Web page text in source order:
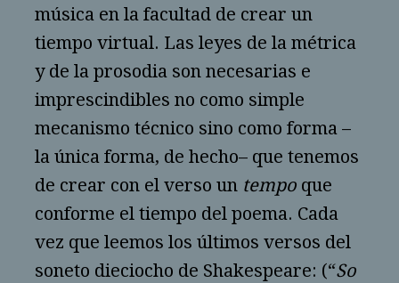
música en la facultad de crear un
tiempo virtual. Las leyes de la métrica
y de la prosodia son necesarias e
imprescindibles no como simple
mecanismo técnico sino como forma –
la única forma, de hecho– que tenemos
de crear con el verso un tempo que
conforme el tiempo del poema. Cada
vez que leemos los últimos versos del
soneto dieciocho de Shakespeare: (“So